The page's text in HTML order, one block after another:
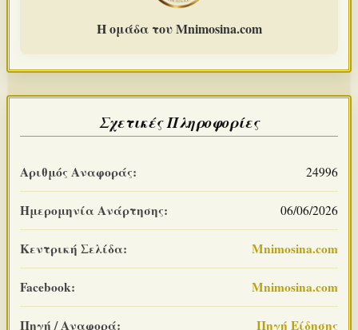
Η ομάδα του Mnimosina.com
Σχετικές Πληροφορίες
Αριθμός Αναφοράς: 24996
Ημερομηνία Ανάρτησης: 06/06/2026
Κεντρική Σελίδα: Mnimosina.com
Facebook: Mnimosina.com
Πηγή / Αναφορά: Πηγή Είδησης